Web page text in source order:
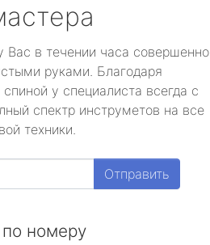
Вас в течении часа совершенно
руками. Благодаря
у специалиста всегда с
спектр инструметов на все
техники.
Отправить
номеру